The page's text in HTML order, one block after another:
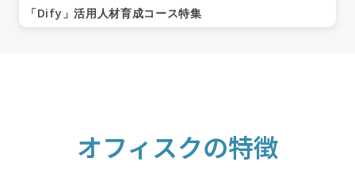
「Dify」活用人材育成コース特集
オフィスクの特徴